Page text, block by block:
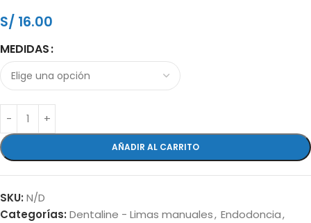
S/ 16.00
MEDIDAS
AÑADIR AL CARRITO
SKU: N/D
Categorías: Dentaline - Limas manuales, Endodoncia,